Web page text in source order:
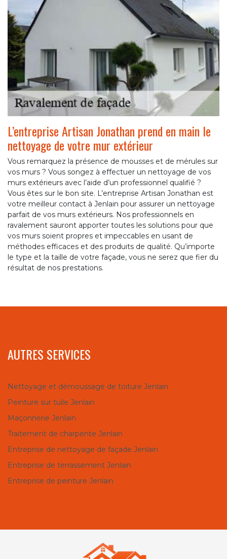
L’entreprise Artisan Jonathan prend en main le
nettoyage de votre mur extérieur
Vous remarquez la présence de mousses et de mérules sur
vos murs ? Vous songez à effectuer un nettoyage de vos
murs extérieurs avec l’aide d’un professionnel qualifié ?
Vous êtes sur le bon site. L’entreprise Artisan Jonathan est
votre meilleur contact à Jenlain pour assurer un nettoyage
parfait de vos murs extérieurs. Nos professionnels en
ravalement sauront apporter toutes les solutions pour que
vos murs soient propres et impeccables en usant de
méthodes efficaces et des produits de qualité. Qu’importe
le type et la taille de votre façade, vous ne serez que fier du
résultat de nos prestations.
AUTRES SERVICES
Nettoyage et démoussage de toiture Jenlain
Peinture sur tuile Jenlain
Maçonnerie Jenlain
Traitement de charpente Jenlain
Entreprise de nettoyage de façade Jenlain
Entreprise de terrassement Jenlain
Entreprise de peinture Jenlain